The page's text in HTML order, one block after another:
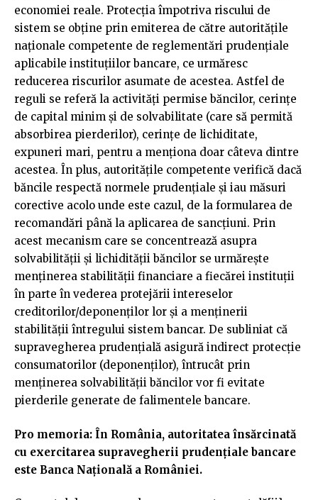
economiei reale. Protecția împotriva riscului de
sistem se obține prin emiterea de către autoritățile
naționale competente de reglementări prudențiale
aplicabile instituțiilor bancare, ce urmăresc
reducerea riscurilor asumate de acestea. Astfel de
reguli se referă la activități permise băncilor, cerințe
de capital minim și de solvabilitate (care să permită
absorbirea pierderilor), cerințe de lichiditate,
expuneri mari, pentru a menționa doar câteva dintre
acestea. În plus, autoritățile competente verifică dacă
băncile respectă normele prudențiale și iau măsuri
corective acolo unde este cazul, de la formularea de
recomandări până la aplicarea de sancțiuni. Prin
acest mecanism care se concentrează asupra
solvabilității și lichidității băncilor se urmărește
menținerea stabilității financiare a fiecărei instituții
în parte în vederea protejării intereselor
creditorilor/deponenților lor și a menținerii
stabilității întregului sistem bancar. De subliniat că
supravegherea prudențială asigură indirect protecție
consumatorilor (deponenților), întrucât prin
menținerea solvabilității băncilor vor fi evitate
pierderile generate de falimentele bancare.
Pro memoria: În România, autoritatea însărcinată
cu exercitarea supravegherii prudențiale bancare
este Banca Națională a României.